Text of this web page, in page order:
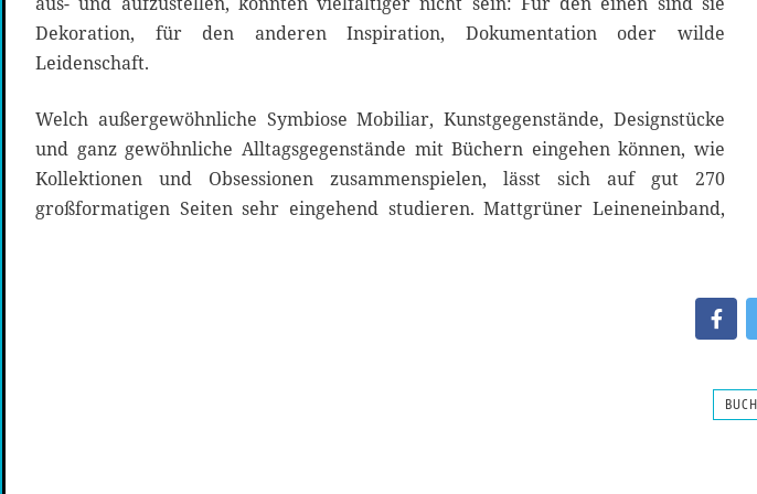
Dekoration, für den anderen Inspiration, Dokumentation oder wilde
Leidenschaft.
Welch außergewöhnliche Symbiose Mobiliar, Kunstgegenstände, Designstücke
und ganz gewöhnliche Alltagsgegenstände mit Büchern eingehen können, wie
Kollektionen und Obsessionen zusammenspielen, lässt sich auf gut 270
großformatigen Seiten sehr eingehend studieren. Mattgrüner Leineneinband,
BUCH